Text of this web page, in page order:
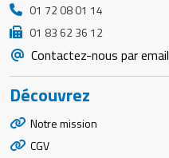
01 72 08 01 14
01 83 62 36 12
Contactez-nous par email
Découvrez
Notre mission
CGV